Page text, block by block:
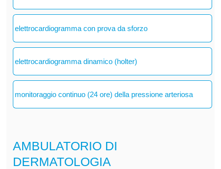
elettrocardiogramma con prova da sforzo
elettrocardiogramma dinamico (holter)
monitoraggio continuo (24 ore) della pressione arteriosa
AMBULATORIO DI
DERMATOLOGIA